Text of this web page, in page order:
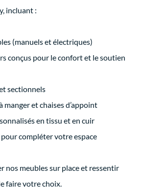
incluant :
(manuels et électriques)
conçus pour le confort et le soutien
sectionnels
manger et chaises d’appoint
en tissu et en cuir
compléter votre espace
nos meubles sur place et ressentir
faire votre choix.